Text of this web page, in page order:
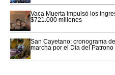
Vaca Muerta impulsó los
$721.000 millones
San Cayetano: cronograma
marcha por el Día del